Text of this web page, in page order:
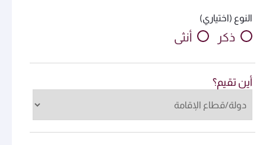
النوع (اختياري)
ذكر أنثى
أين تقيم؟